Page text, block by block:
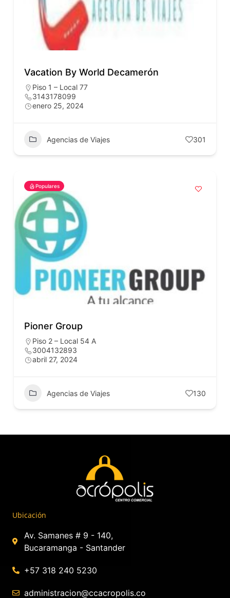
Vacation By World Decamerón
Piso 1 – Local 77
3143178099
enero 25, 2024
Agencias de Viajes 301
Populares
Pioner Group
Piso 2 – Local 54 A
3004132893
abril 27, 2024
Agencias de Viajes 130
Ubicación
Av. Samanes # 9 - 140,
Bucaramanga - Santander
+57 318 240 5230
administracion@ccacropolis.co